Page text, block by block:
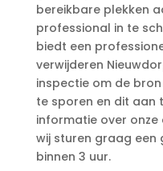
bereikbare plekken
professional in te
biedt een
verwijderen
inspectie om de
te sporen en dit aan
informatie over
wij sturen graag
binnen 3 uur.​